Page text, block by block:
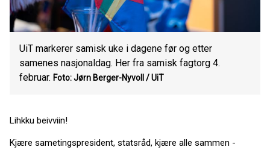
UiT markerer samisk uke i dagene før og etter
samenes nasjonaldag. Her fra samisk fagtorg 4.
februar. Foto: Jørn Berger-Nyvoll / UiT
Lihkku beivviin!
Kjære sametingspresident, statsråd, kjære alle sammen -